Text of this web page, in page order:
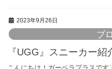
2023年9月26日
ブ
『UGG』スニーカー紹